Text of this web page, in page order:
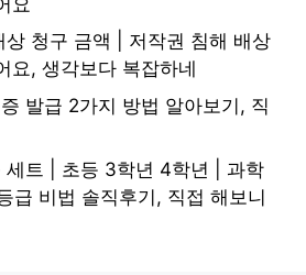
상 청구 금액 | 저작권 침해 배상
요, 생각보다 복잡하네
발급 2가지 방법 알아보기, 직
세트 | 초등 3학년 4학년 | 과학
급 비법 솔직후기, 직접 해보니